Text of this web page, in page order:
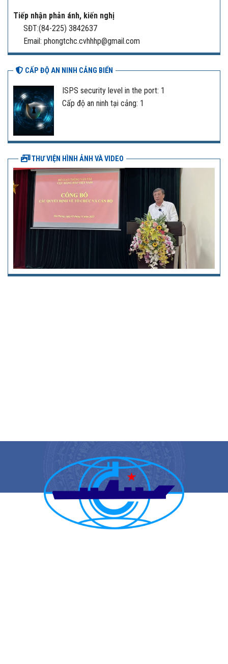
Tiếp nhận phản ánh, kiến nghị
SĐT:(84-225) 3842637
Email: phongtchc.cvhhhp@gmail.com
CẤP ĐỘ AN NINH CẢNG BIỂN
ISPS security level in the port: 1
Cấp độ an ninh tại cảng: 1
THƯ VIỆN HÌNH ẢNH VÀ VIDEO